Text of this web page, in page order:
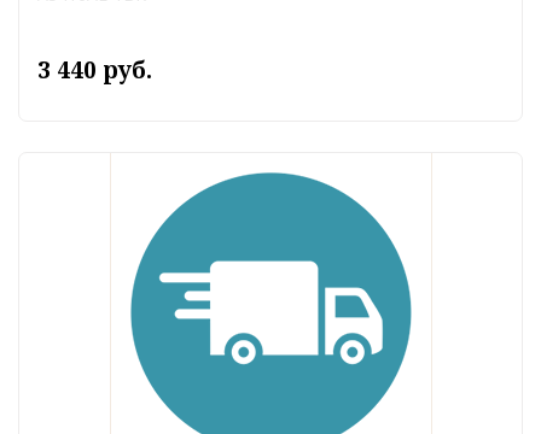
3 440 руб.